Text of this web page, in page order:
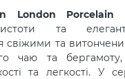
London Porcelain
та
свіжими та
чаю та
та легкості. У